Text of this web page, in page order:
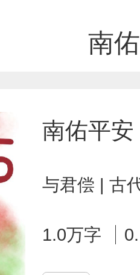
南
南佑平安
与君偿 | 古
1.0万字